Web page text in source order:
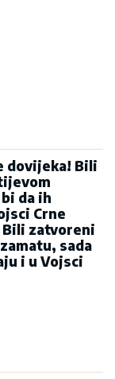
dovijeka! Bili
da ih
Crne
Bili zatvoreni
sada
i u Vojsci